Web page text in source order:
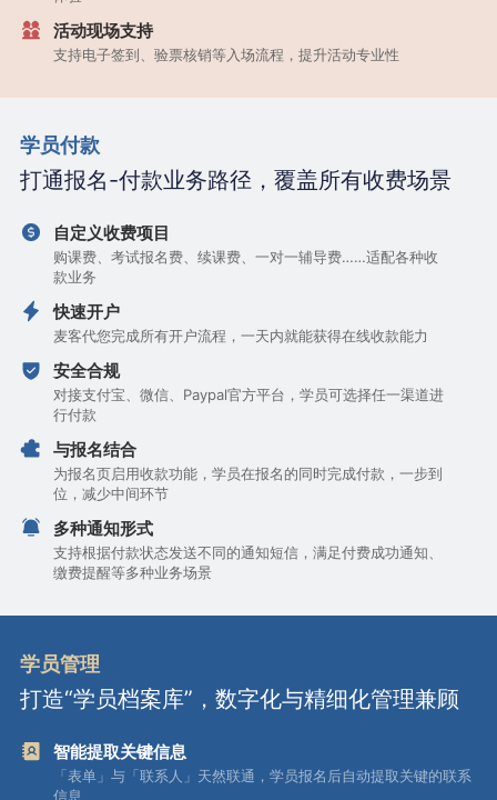
活动现场支持
支持电子签到、验票核销等入场流程，提升活动专业性
学员付款
打通报名-付款业务路径，覆盖所有收费场景
自定义收费项目
购课费、考试报名费、续课费、一对一辅导费……适配各种收
款业务
快速开户
麦客代您完成所有开户流程，一天内就能获得在线收款能力
安全合规
对接支付宝、微信、Paypal官方平台，学员可选择任一渠道进
行付款
与报名结合
为报名页启用收款功能，学员在报名的同时完成付款，一步到
位，减少中间环节
多种通知形式
支持根据付款状态发送不同的通知短信，满足付费成功通知、
缴费提醒等多种业务场景
学员管理
打造“学员档案库”，数字化与精细化管理兼顾
智能提取关键信息
「表单」与「联系人」天然联通，学员报名后自动提取关键的联系
信息